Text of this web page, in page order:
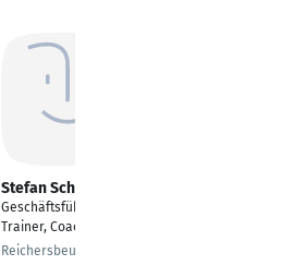
Stefan Schmitt
Geschäftsführer,
Trainer, Coach
Reichersbeuern